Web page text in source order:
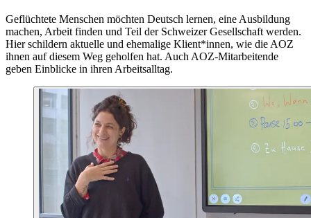
Geflüchtete Menschen möchten Deutsch lernen, eine Ausbildung
machen, Arbeit finden und Teil der Schweizer Gesellschaft werden.
Hier schildern aktuelle und ehemalige Klient*innen, wie die AOZ
ihnen auf diesem Weg geholfen hat. Auch AOZ-Mitarbeitende
geben Einblicke in ihren Arbeitsalltag.